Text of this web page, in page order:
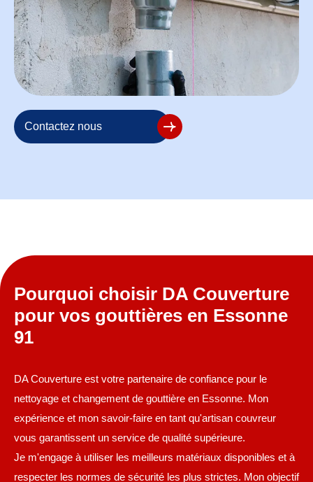
Contactez nous
Pourquoi choisir DA Couverture
pour vos gouttières en Essonne
91
DA Couverture est votre partenaire de confiance pour le
nettoyage et changement de gouttière en Essonne. Mon
expérience et mon savoir-faire en tant qu'artisan couvreur
vous garantissent un service de qualité supérieure.
Je m'engage à utiliser les meilleurs matériaux disponibles et à
respecter les normes de sécurité les plus strictes. Mon objectif